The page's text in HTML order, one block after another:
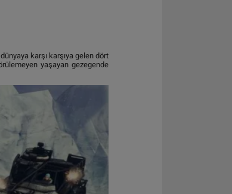
karşı karşıya gelen dört
yaşayan gezegende